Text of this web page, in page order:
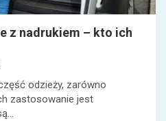
z nadrukiem – kto ich
odzieży, zarówno
zastosowanie jest